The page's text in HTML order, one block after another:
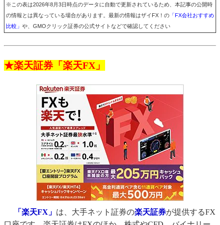
※この表は2026年8月3日時点のデータに自動で更新されているため、本記事の公開時
の情報とは異なっている場合があります。最新の情報はザイFX！の 「FX会社おすすめ
比較」 や、GMOクリック証券の公式サイトなどで確認してください
★楽天証券「楽天FX」
「楽天FX」 は、大手ネット証券の楽天証券が提供するFX